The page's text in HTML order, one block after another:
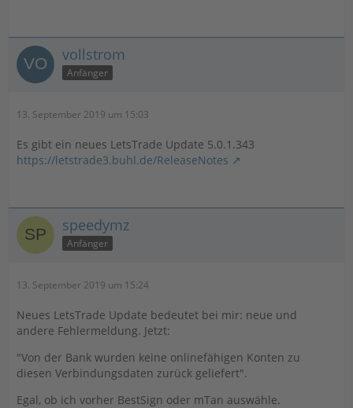
vollstrom
Anfänger
13. September 2019 um 15:03
Es gibt ein neues LetsTrade Update 5.0.1.343
https://letstrade3.buhl.de/ReleaseNotes
speedymz
Anfänger
13. September 2019 um 15:24
Neues LetsTrade Update bedeutet bei mir: neue und
andere Fehlermeldung. Jetzt:
"Von der Bank wurden keine onlinefähigen Konten zu
diesen Verbindungsdaten zurück geliefert".
Egal, ob ich vorher BestSign oder mTan auswähle.